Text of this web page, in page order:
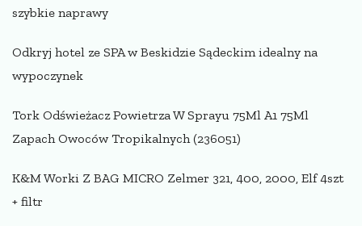
szybkie naprawy
Odkryj hotel ze SPA w Beskidzie Sądeckim idealny na
wypoczynek
Tork Odświeżacz Powietrza W Sprayu 75Ml A1 75Ml
Zapach Owoców Tropikalnych (236051)
K&M Worki Z BAG MICRO Zelmer 321, 400, 2000, Elf 4szt
+ filtr